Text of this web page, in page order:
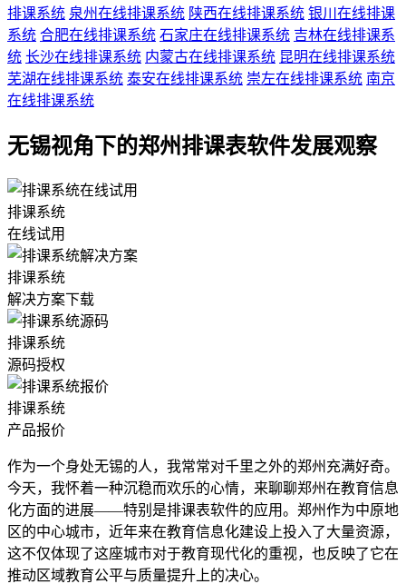
排课系统 泉州在线排课系统 陕西在线排课系统 银川在线排课
系统 合肥在线排课系统 石家庄在线排课系统 吉林在线排课系
统 长沙在线排课系统 内蒙古在线排课系统 昆明在线排课系统
芜湖在线排课系统 泰安在线排课系统 崇左在线排课系统 南京
在线排课系统
无锡视角下的郑州排课表软件发展观察
排课系统
在线试用
排课系统
解决方案下载
排课系统
源码授权
排课系统
产品报价
作为一个身处无锡的人，我常常对千里之外的郑州充满好奇。
今天，我怀着一种沉稳而欢乐的心情，来聊聊郑州在教育信息
化方面的进展——特别是排课表软件的应用。郑州作为中原地
区的中心城市，近年来在教育信息化建设上投入了大量资源，
这不仅体现了这座城市对于教育现代化的重视，也反映了它在
推动区域教育公平与质量提升上的决心。